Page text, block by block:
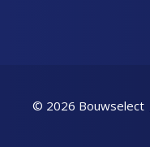
© 2026 Bouwselect